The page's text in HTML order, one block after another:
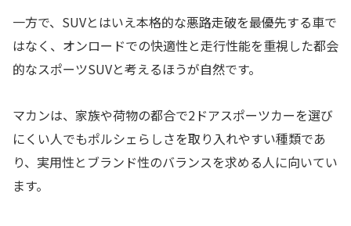
一方で、SUVとはいえ本格的な悪路走破を最優先する車で
はなく、オンロードでの快適性と走行性能を重視した都会
的なスポーツSUVと考えるほうが自然です。
マカンは、家族や荷物の都合で2ドアスポーツカーを選び
にくい人でもポルシェらしさを取り入れやすい種類であ
り、実用性とブランド性のバランスを求める人に向いてい
ます。